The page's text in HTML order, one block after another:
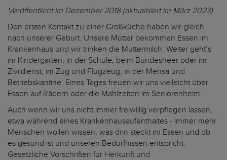
Veröffentlicht im Dezember 2018 (aktualisiert im März 2023)
Den ersten Kontakt zu einer Großküche haben wir gleich
nach unserer Geburt. Unsere Mütter bekommen Essen im
Krankenhaus und wir trinken die Muttermilch. Weiter geht’s
im Kindergarten, in der Schule, beim Bundesheer oder im
Zivildienst, im Zug und Flugzeug, in der Mensa und
Betriebskantine. Eines Tages freuen wir uns vielleicht über
Essen auf Rädern oder die Mahlzeiten im Seniorenheim.
Auch wenn wir uns nicht immer freiwillig verpflegen lassen,
etwa während eines Krankenhausaufenthaltes - immer mehr
Menschen wollen wissen, was drin steckt im Essen und ob
es gesund ist und unseren Bedürfnissen entspricht.
Gesetzliche Vorschriften für Herkunft und